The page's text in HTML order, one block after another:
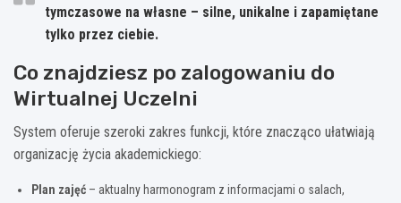
tymczasowe na własne – silne, unikalne i zapamiętane
tylko przez ciebie.
Co znajdziesz po zalogowaniu do
Wirtualnej Uczelni
System oferuje szeroki zakres funkcji, które znacząco ułatwiają
organizację życia akademickiego:
Plan zajęć – aktualny harmonogram z informacjami o salach,